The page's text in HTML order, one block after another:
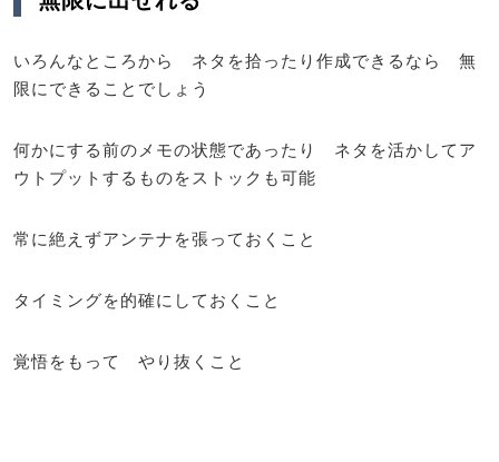
いろんなところから ネタを拾ったり作成できるなら 無
限にできることでしょう
何かにする前のメモの状態であったり ネタを活かしてア
ウトプットするものをストックも可能
常に絶えずアンテナを張っておくこと
タイミングを的確にしておくこと
覚悟をもって やり抜くこと